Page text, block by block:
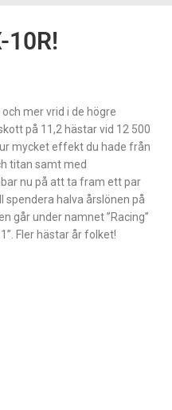
10R!
mer vrid i de högre
på 11,2 hästar vid 12 500
mycket effekt du hade från
titan samt med
nu på att ta fram ett par
halva årslönen på
går under namnet ”Racing”
Fler hästar år folket!